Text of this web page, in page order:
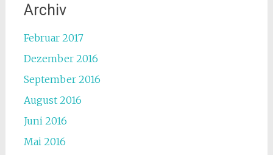
Archiv
Februar 2017
Dezember 2016
September 2016
August 2016
Juni 2016
Mai 2016